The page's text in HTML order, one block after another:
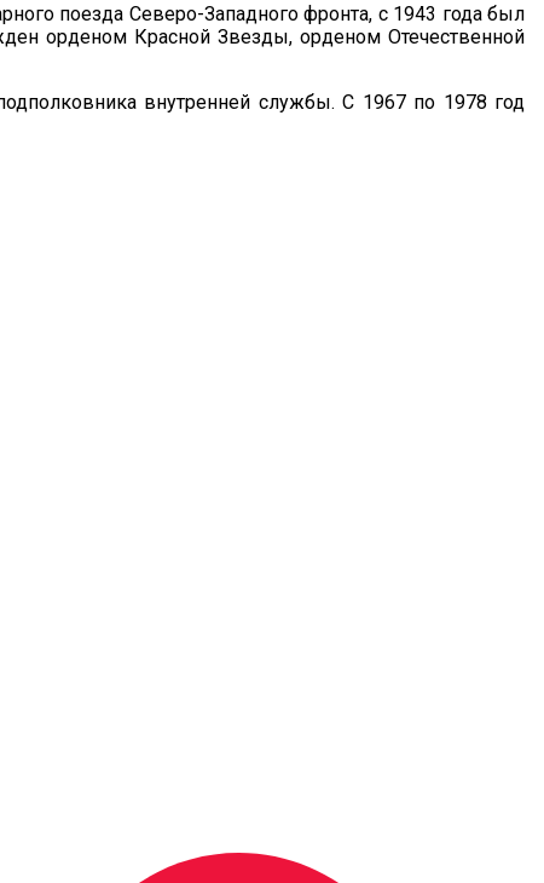
поезда Северо-Западного фронта, с 1943 года был
орденом Красной Звезды, орденом Отечественной
внутренней службы. С 1967 по 1978 год